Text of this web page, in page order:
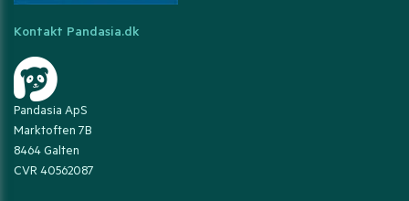
Kontakt Pandasia.dk
Pandasia ApS
Marktoften 7B
8464 Galten
CVR 40562087